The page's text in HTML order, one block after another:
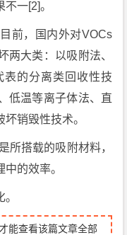
一[2]。
前，国内外对VOCs
两大类：以吸附法、
的分离类回收性技
低温等离子体法、直
销毁性技术。
所搭载的吸附材料，
的效率。
才能查看该篇文章全部